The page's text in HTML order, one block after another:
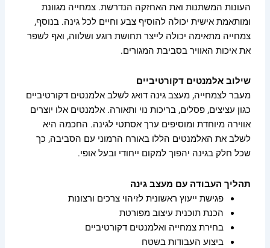
העונות המשתנות ואת האחזקה הנדרשת. צמחייה מגוונת
ומותאמת אישית יכולה להוסיף צבע וחיים לכל גינה. בנוסף,
צמחייה מתאימה יכולה לייצר תחושת רוגע ושלווה, ואף לשפר
את איכות האוויר בסביבת המגורים.
שילוב אלמנטים דקורטיביים
מעבר לצמחייה, מעצב גינה דואג לשלב אלמנטים דקורטיביים
כגון עציצים, פסלים, בריכות נוי ותאורה. אלמנטים אלו יוצרים
אווירה מיוחדת ומוסיפים ערך אסתטי לגינה. החכמה היא
לשלב את האלמנטים הללו באורח הרמוני עם הסביבה, כך
שכל חלק בגינה יהפוך למקום ייחודי ובעל אופי.
תהליך העבודה עם מעצב גינה
פגישת ייעוץ ראשונית לזיהוי צרכים ורצונות
הכנת תוכנית עיצוב מפורטת
בחירת צמחייה ואלמנטים דקורטיביים
ביצוע העבודות בשטח